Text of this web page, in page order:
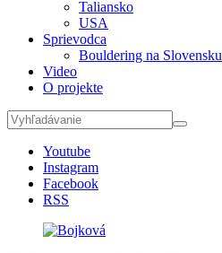
Taliansko
USA
Sprievodca
Bouldering na Slovensku
Video
O projekte
Youtube
Instagram
Facebook
RSS